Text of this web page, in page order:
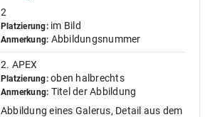
2
Platzierung:im Bild
Anmerkung: Abbildungsnummer
2. APEX
Platzierung:oben halbrechts
Anmerkung: Titel der Abbildung
Abbildung eines Galerus, Detail aus dem